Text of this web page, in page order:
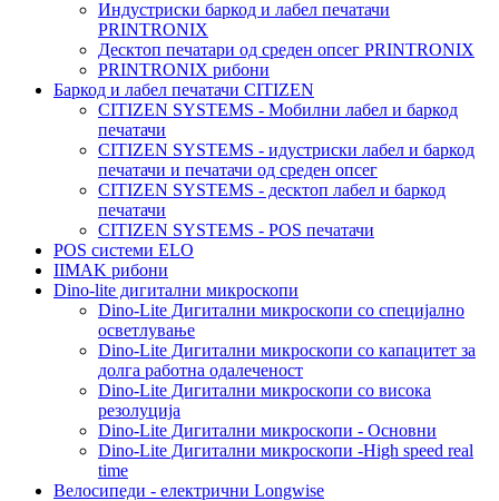
Индустриски баркод и лабел печатачи
PRINTRONIX
Десктоп печатари од среден опсег PRINTRONIX
PRINTRONIX рибони
Баркод и лабел печатачи CITIZEN
CITIZEN SYSTEMS - Мобилни лабел и баркод
печатачи
CITIZEN SYSTEMS - идустриски лабел и баркод
печатачи и печатачи од среден опсег
CITIZEN SYSTEMS - десктоп лабел и баркод
печатачи
CITIZEN SYSTEMS - POS печатачи
POS системи ELO
IIMAK рибони
Dino-lite дигитални микроскопи
Dino-Lite Дигитални микроскопи со специјално
осветлување
Dino-Lite Дигитални микроскопи со капацитет за
долга работна одалеченост
Dino-Lite Дигитални микроскопи со висока
резолуција
Dino-Lite Дигитални микроскопи - Основни
Dino-Lite Дигитални микроскопи -High speed real
time
Bелосипеди - електрични Longwise